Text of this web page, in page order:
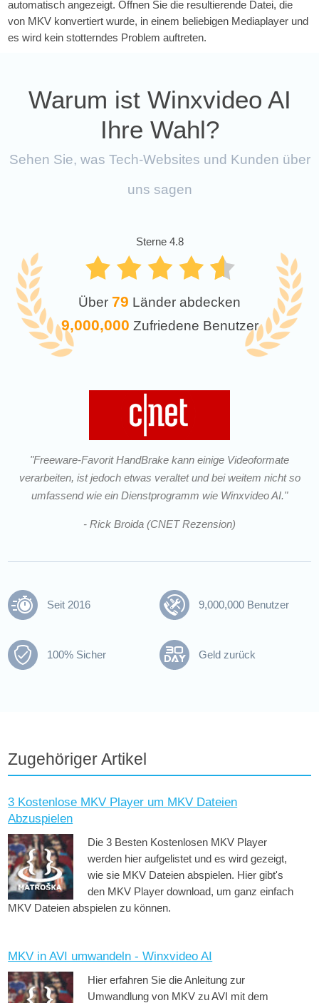
automatisch angezeigt. Öffnen Sie die resultierende Datei, die
von MKV konvertiert wurde, in einem beliebigen Mediaplayer und
es wird kein stotterndes Problem auftreten.
Warum ist Winxvideo AI
Ihre Wahl?
Sehen Sie, was Tech-Websites und Kunden über
uns sagen
Sterne 4.8
Über 79 Länder abdecken
9,000,000 Zufriedene Benutzer
"Freeware-Favorit HandBrake kann einige Videoformate
verarbeiten, ist jedoch etwas veraltet und bei weitem nicht so
umfassend wie ein Dienstprogramm wie Winxvideo AI."
- Rick Broida (CNET Rezension)
Seit 2016 9,000,000 Benutzer
100% Sicher Geld zurück
Zugehöriger Artikel
3 Kostenlose MKV Player um MKV Dateien
Abzuspielen
Die 3 Besten Kostenlosen MKV Player
werden hier aufgelistet und es wird gezeigt,
wie sie MKV Dateien abspielen. Hier gibt's
den MKV Player download, um ganz einfach
MKV Dateien abspielen zu können.
MKV in AVI umwandeln - Winxvideo AI
Hier erfahren Sie die Anleitung zur
Umwandlung von MKV zu AVI mit dem